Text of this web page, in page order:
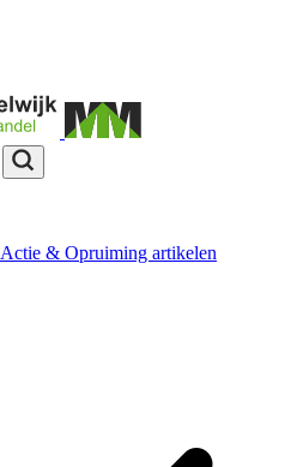
Actie & Opruiming artikelen